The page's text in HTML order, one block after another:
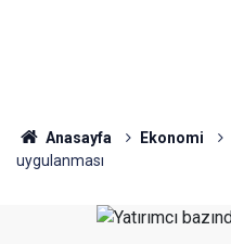
Anasayfa Ekonomi
uygulanması